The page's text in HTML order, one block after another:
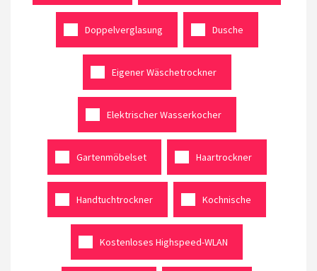
Doppelverglasung Dusche
Eigener Wäschetrockner
Elektrischer Wasserkocher
Gartenmöbelset Haartrockner
Handtuchtrockner Kochnische
Kostenloses Highspeed-WLAN